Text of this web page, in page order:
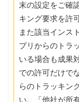
末の設定をご確
キング要求を許
また該当インス
プリからのトラ
いる場合も成果
での許可だけで
らのトラッキン
い。「他社が所